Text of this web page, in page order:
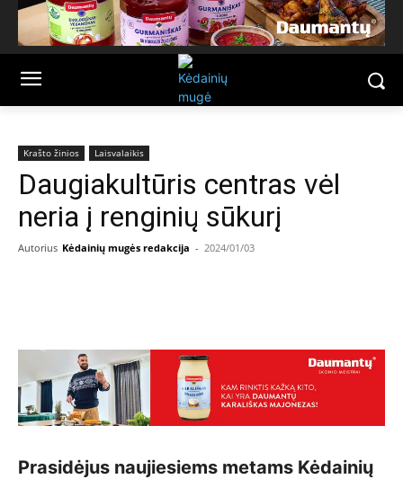
Krašto žinios Laisvalaikis
Daugiakultūris centras vėl
neria į renginių sūkurį
Autorius Kėdainių mugės redakcija - 2024/01/03
Prasidėjus naujiesiems metams Kėdainių